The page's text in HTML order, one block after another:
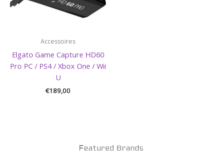
Accessoires
Elgato Game Capture HD60
Pro PC / PS4 / Xbox One / Wii
U
€189,00
Featured Brands